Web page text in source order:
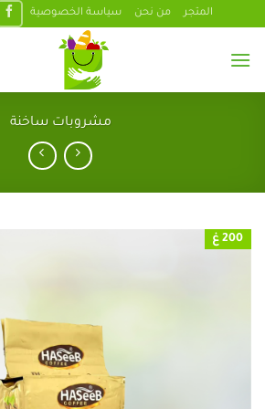
المتجر من نحن سياسة الخصوصية
مشروبات ساخنة
200 غ